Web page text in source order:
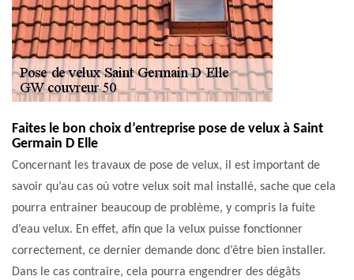
Faites le bon choix d’entreprise pose de velux à Saint
Germain D Elle
Concernant les travaux de pose de velux, il est important de
savoir qu’au cas où votre velux soit mal installé, sache que cela
pourra entrainer beaucoup de problème, y compris la fuite
d’eau velux. En effet, afin que la velux puisse fonctionner
correctement, ce dernier demande donc d’être bien installer.
Dans le cas contraire, cela pourra engendrer des dégâts